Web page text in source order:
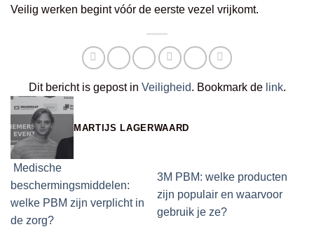
Veilig werken begint vóór de eerste vezel vrijkomt.
Dit bericht is gepost in Veiligheid. Bookmark de link.
MARTIJS LAGERWAARD
Medische
beschermingsmiddelen:
welke PBM zijn verplicht in
de zorg?
3M PBM: welke producten
zijn populair en waarvoor
gebruik je ze?